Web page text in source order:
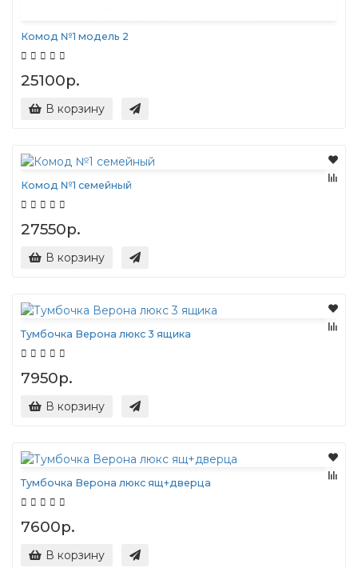
Комод №1 модель 2
25100р.
В корзину
Комод №1 семейный
27550р.
В корзину
Тумбочка Верона люкс 3 ящика
7950р.
В корзину
Тумбочка Верона люкс ящ+дверца
7600р.
В корзину